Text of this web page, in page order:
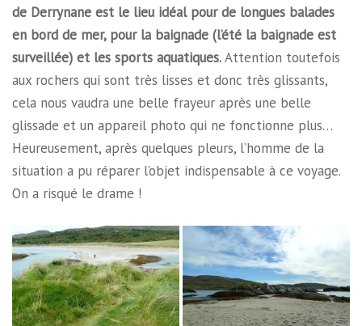
de Derrynane est le lieu idéal pour de longues balades
en bord de mer, pour la baignade (l’été la baignade est
surveillée) et les sports aquatiques.Attention toutefois
aux rochers qui sont très lisses et donc très glissants,
cela nous vaudra une belle frayeur après une belle
glissade et un appareil photo qui ne fonctionne plus…
Heureusement, après quelques pleurs, l’homme de la
situation a pu réparer l’objet indispensable à ce voyage.
On a risqué le drame !